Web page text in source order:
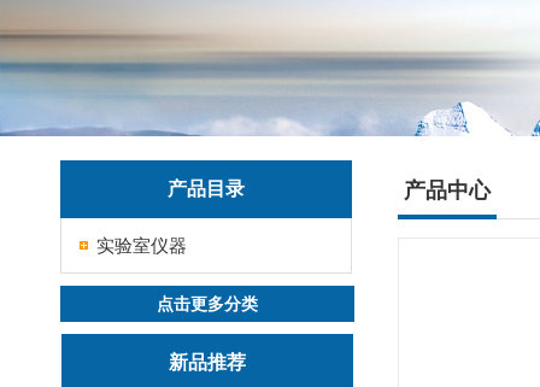
产品目录
实验室仪器
点击更多分类
新品推荐
产品中心